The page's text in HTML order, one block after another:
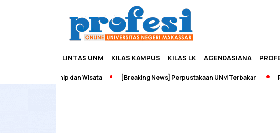
LINTAS UNM KILAS KAMPUS KILAS LK AGENDASIANA
Edupreneurship dan Wisata [Breaking News] Perpustakaan UNM Terbakar